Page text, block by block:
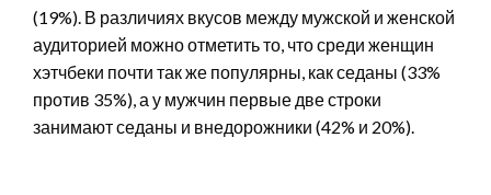
(19%). В различиях вкусов между мужской и женской
аудиторией можно отметить то, что среди женщин
хэтчбеки почти так же популярны, как седаны (33%
против 35%), а у мужчин первые две строки
занимают седаны и внедорожники (42% и 20%).